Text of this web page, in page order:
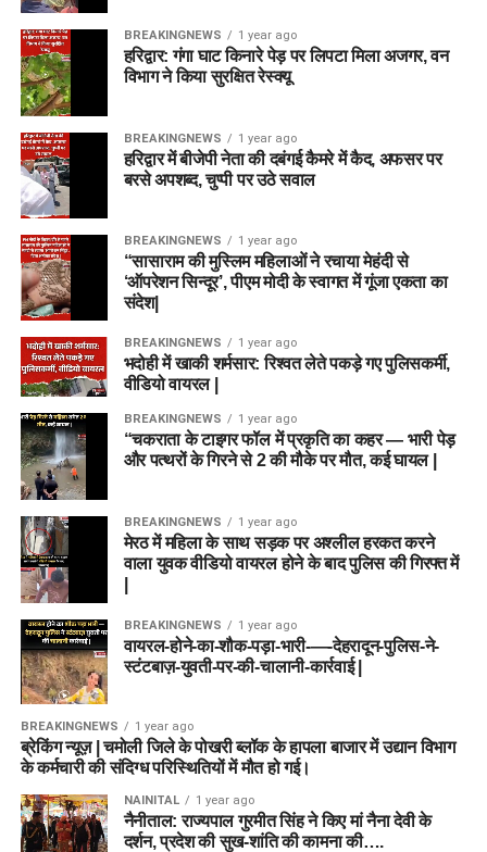
BREAKINGNEWS 1 year ago
हरिद्वार: गंगा घाट किनारे पेड़ पर लिपटा मिला अजगर, वन
विभाग ने किया सुरक्षित रेस्क्यू
BREAKINGNEWS 1 year ago
हरिद्वार में बीजेपी नेता की दबंगई कैमरे में कैद, अफसर पर
बरसे अपशब्द, चुप्पी पर उठे सवाल
BREAKINGNEWS 1 year ago
“सासाराम की मुस्लिम महिलाओं ने रचाया मेहंदी से
‘ऑपरेशन सिन्दूर’, पीएम मोदी के स्वागत में गूंजा एकता का
संदेश|
BREAKINGNEWS 1 year ago
भदोही में खाकी शर्मसार: रिश्वत लेते पकड़े गए पुलिसकर्मी,
वीडियो वायरल |
BREAKINGNEWS 1 year ago
“चकराता के टाइगर फॉल में प्रकृति का कहर — भारी पेड़
और पत्थरों के गिरने से 2 की मौके पर मौत, कई घायल |
BREAKINGNEWS 1 year ago
मेरठ में महिला के साथ सड़क पर अश्लील हरकत करने
वाला युवक वीडियो वायरल होने के बाद पुलिस की गिरफ्त में
BREAKINGNEWS 1 year ago
वायरल-होने-का-शौक-पड़ा-भारी-—-देहरादून-पुलिस-ने-
स्टंटबाज़-युवती-पर-की-चालानी-कार्रवाई |
BREAKINGNEWS 1 year ago
ब्रेकिंग न्यूज़ | चमोली जिले के पोखरी ब्लॉक के हापला बाजार में उद्यान विभाग
के कर्मचारी की संदिग्ध परिस्थितियों में मौत हो गई।
NAINITAL 1 year ago
नैनीताल: राज्यपाल गुरमीत सिंह ने किए मां नैना देवी के
दर्शन, प्रदेश की सुख-शांति की कामना की….